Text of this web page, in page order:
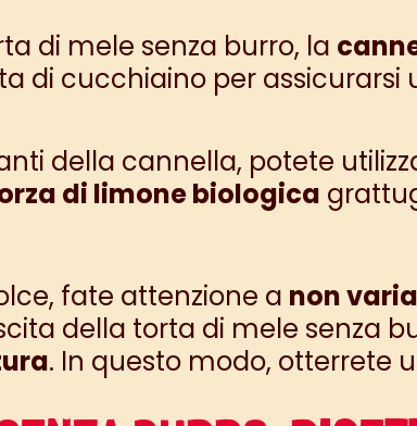
di mele senza burro, la
di cucchiaino per
della cannella, potete
di limone biologica
fate attenzione a non
della torta di mele senza
. In questo modo, otterrete